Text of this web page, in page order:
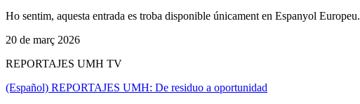
Ho sentim, aquesta entrada es troba disponible únicament en Espanyol Europeu.
20 de març 2026
REPORTAJES UMH TV
(Español) REPORTAJES UMH: De residuo a oportunidad